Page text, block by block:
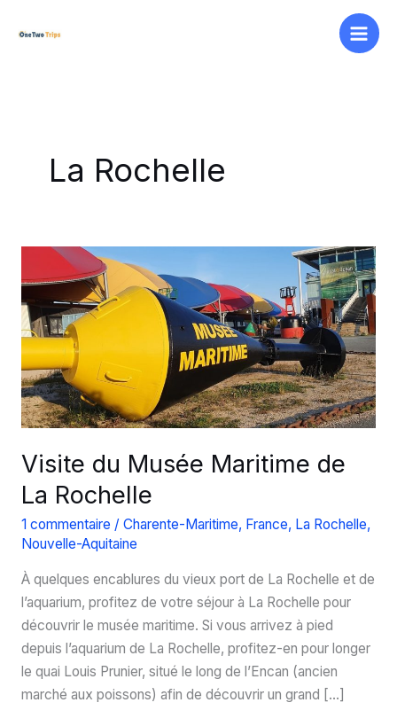
La Rochelle
Visite du Musée Maritime de
La Rochelle
1 commentaire / Charente-Maritime, France, La Rochelle,
Nouvelle-Aquitaine
À quelques encablures du vieux port de La Rochelle et de
l’aquarium, profitez de votre séjour à La Rochelle pour
découvrir le musée maritime. Si vous arrivez à pied
depuis l’aquarium de La Rochelle, profitez-en pour longer
le quai Louis Prunier, situé le long de l’Encan (ancien
marché aux poissons) afin de découvrir un grand […]